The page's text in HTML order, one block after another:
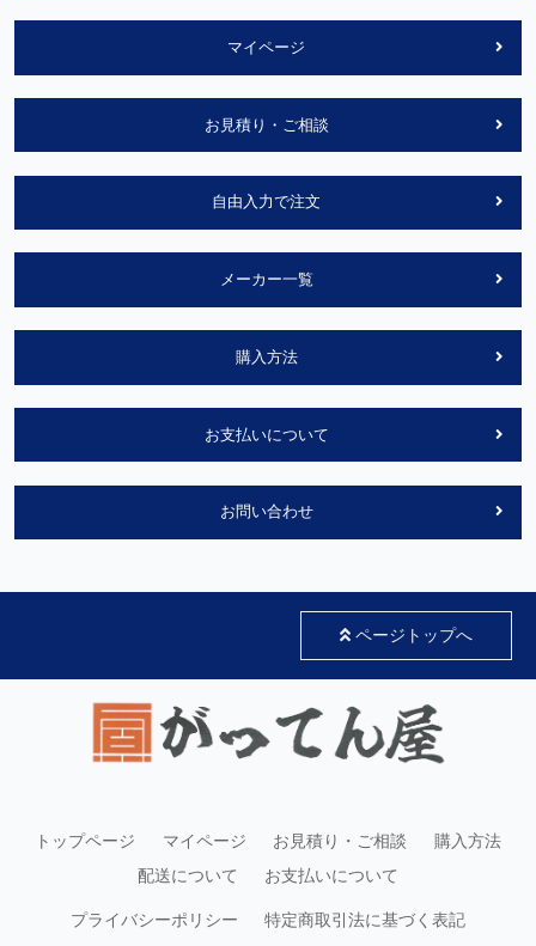
マイページ
お見積り・ご相談
自由入力で注文
メーカー一覧
購入方法
お支払いについて
お問い合わせ
ページトップへ
トップページ マイページ お見積り・ご相談
購入方法
配送について
お支払いについて
プライバシーポリシー
特定商取引法に基づく表記